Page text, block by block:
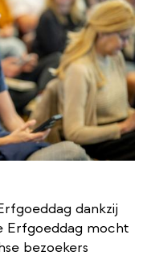
dankzij
Erfgoeddag mocht
bezoekers